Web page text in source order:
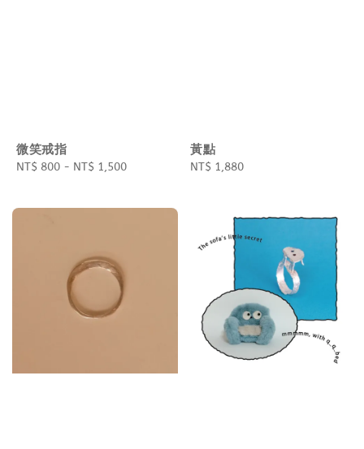
微笑戒指
Regular
NT$ 800 - NT$ 1,500
黃點
Regular
NT$ 1,880